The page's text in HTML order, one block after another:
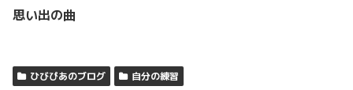
思い出の曲
ひびぴあのブログ 自分の練習